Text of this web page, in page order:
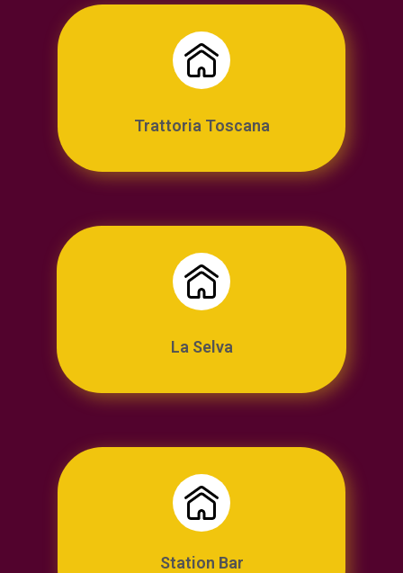
Trattoria Toscana
La Selva
Station Bar